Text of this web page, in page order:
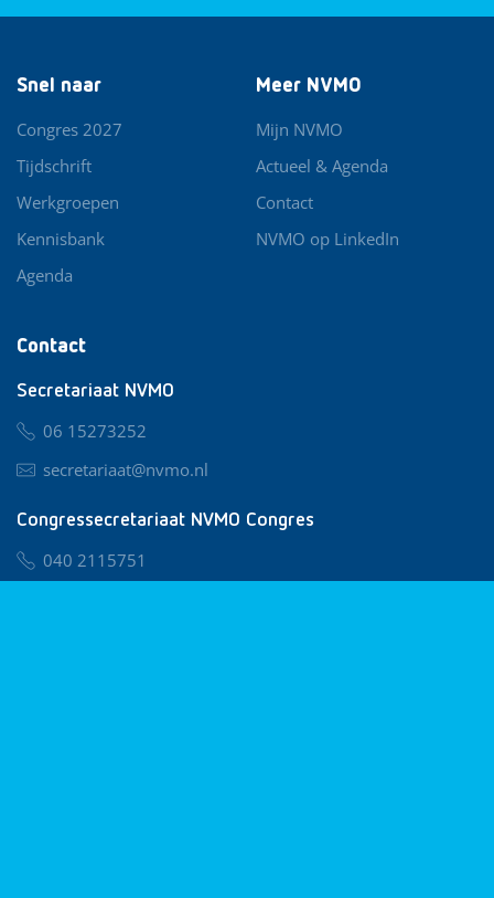
Contact
Secretariaat NVMO
06 15273252
secretariaat@nvmo.nl
Congressecretariaat NVMO Congres
040 2115751
Snel naar
Congres 2027
Tijdschrift
Werkgroepen
Kennisbank
Agenda
Meer NVMO
Mijn NVMO
Actueel & Agenda
Contact
NVMO op LinkedIn